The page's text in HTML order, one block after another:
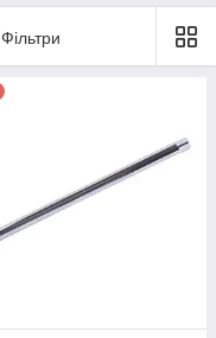
Фільтри